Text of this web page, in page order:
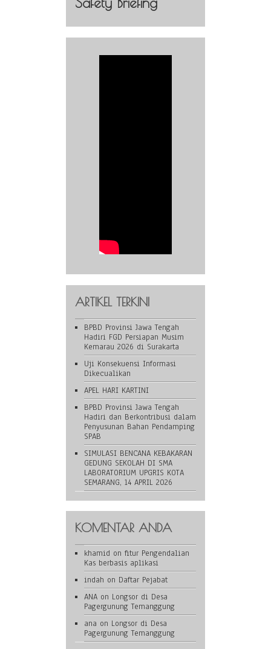
ARTIKEL TERKINI
BPBD Provinsi Jawa Tengah
Hadiri FGD Persiapan Musim
Kemarau 2026 di Surakarta
Uji Konsekuensi Informasi
Dikecualikan
APEL HARI KARTINI
BPBD Provinsi Jawa Tengah
Hadiri dan Berkontribusi dalam
Penyusunan Bahan Pendamping
SPAB
SIMULASI BENCANA KEBAKARAN
GEDUNG SEKOLAH DI SMA
LABORATORIUM UPGRIS KOTA
SEMARANG, 14 APRIL 2026
KOMENTAR ANDA
khamid on fitur Pengendalian
Kas berbasis aplikasi
indah on Daftar Pejabat
ANA on Longsor di Desa
Pagergunung Temanggung
ana on Longsor di Desa
Pagergunung Temanggung